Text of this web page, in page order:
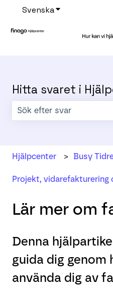
SvenskaVisa
Hitta svaret i
Hjälpcenter Busy
Projekt, vidarefakturering
Lär mer om
Denna
guida dig genom
använda dig av